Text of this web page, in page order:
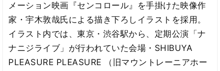
メーション映画『センコロール』を手掛けた映像作
家・宇木敦哉氏による描き下ろしイラストを採用。
イラスト内では、東京・渋谷駅から、定期公演「ナ
ナニジライブ」が行われていた会場・SHIBUYA
PLEASURE PLEASURE （旧マウントレーニアホー